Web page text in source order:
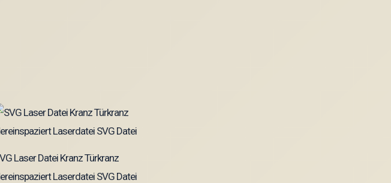
Laser Datei Kranz Türkranz
Laserdatei SVG Datei